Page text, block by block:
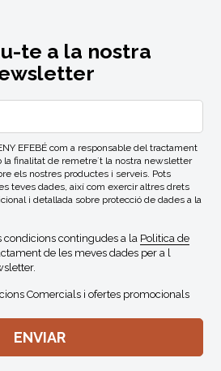
te a la nostra
EFEBÉ com a responsable del tractament
finalitat de remetre´t la nostra newsletter
els nostres productes i serveis. Pots
teves dades, així com exercir altres drets
i detallada sobre protecció de dades a la
condicions contingudes a la Politica de
de les meves dades per a l
Comercials i ofertes promocionals